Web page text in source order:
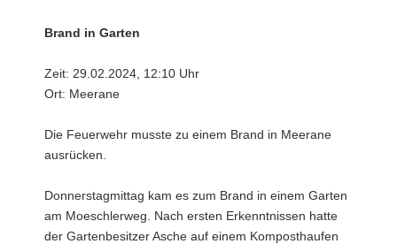
Brand in Garten
Zeit: 29.02.2024, 12:10 Uhr
Ort: Meerane
Die Feuerwehr musste zu einem Brand in Meerane
ausrücken.
Donnerstagmittag kam es zum Brand in einem Garten
am Moeschlerweg. Nach ersten Erkenntnissen hatte
der Gartenbesitzer Asche auf einem Komposthaufen